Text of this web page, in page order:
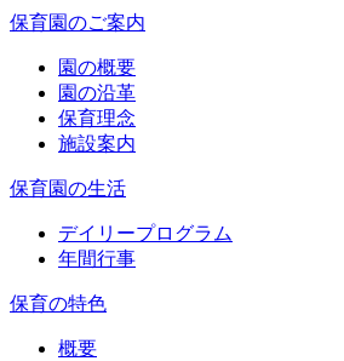
保育園のご案内
園の概要
園の沿革
保育理念
施設案内
保育園の生活
デイリープログラム
年間行事
保育の特色
概要